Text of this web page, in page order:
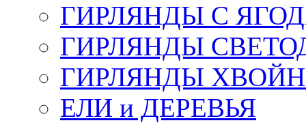
ГИРЛЯНДЫ С
ГИРЛЯНДЫ
ГИРЛЯНДЫ
ЕЛИ и ДЕРЕВЬЯ